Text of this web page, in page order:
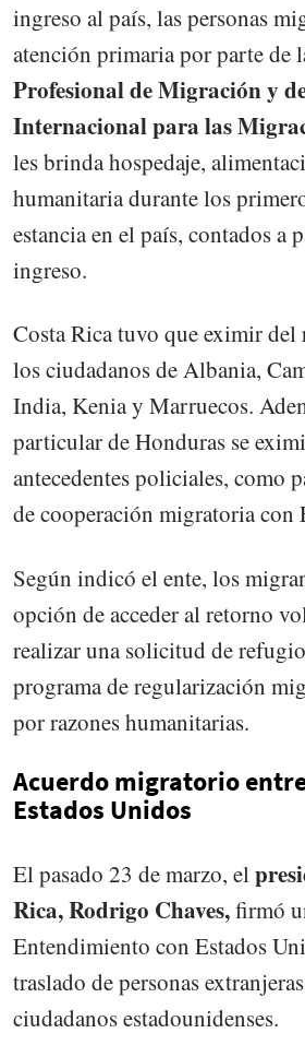
ingreso al país, las personas
atención primaria por parte de
Profesional de Migración y
Internacional para las
les brinda hospedaje,
humanitaria durante los
estancia en el país, contados a
ingreso.
Costa Rica tuvo que eximir del
los ciudadanos de Albania,
India, Kenia y Marruecos.
particular de Honduras se
antecedentes policiales, como
de cooperación migratoria con
Según indicó el ente, los
opción de acceder al retorno
realizar una solicitud de
programa de regularización
por razones humanitarias.
Acuerdo migratorio
Estados Unidos
El pasado 23 de marzo, el
Rica, Rodrigo Chaves,firmó
Entendimiento con Estados
traslado de personas
ciudadanos estadounidenses.